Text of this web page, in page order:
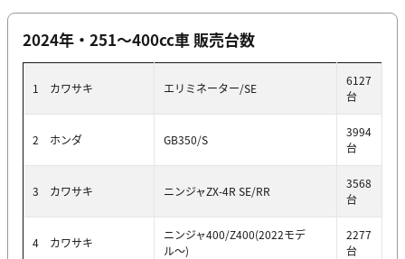
2024年・251〜400cc車 販売台数
1 カワサキ エリミネーター/SE
6127
台
2 ホンダ GB350/S
3994
台
3 カワサキ ニンジャZX-4R SE/RR
3568
台
4 カワサキ
ニンジャ400/Z400(2022モデ
ル〜)
2277
台